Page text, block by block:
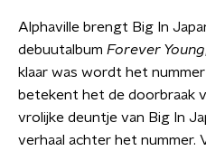
Alphaville brengt Big In
debuutalbum Forever Young
klaar was wordt het
betekent het de doorbraak
vrolijke deuntje van Big In
verhaal achter het nummer.